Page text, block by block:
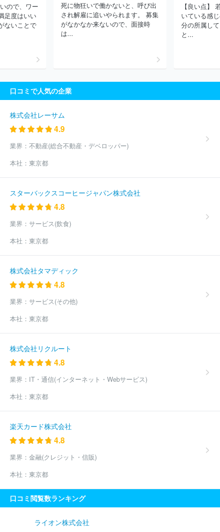
ケーヒン
トーハツ株式会社 曙ブレーキ工業株式会社
日本アビ
オニクス株式会社
株式会社ＴＢＫ
三菱ふそうトラック・バス株
式会社
三恵技研工業株式会社 いすゞ自動車株式会社
ニデック
コベルコ建機株式会社
ので、ワー
足度はいい
ないことで
死に物狂いで働かないと、呼び出
され解雇に追いやられます。 募集
がなかなか来ないので、面接時
は...
【良い点】
いている感
分の所属し
と...
口コミで人気の企業
株式会社レーサム
4.9
業界： 不動産(総合不動産・デベロッパー)
本社： 東京都
スターバックスコーヒージャパン株式会社
4.8
業界： サービス(飲食)
本社： 東京都
株式会社タマディック
4.8
業界： サービス(その他)
本社： 東京都
株式会社リクルート
4.8
業界： IT・通信(インターネット・Webサービス)
本社： 東京都
楽天カード株式会社
4.8
業界： 金融(クレジット・信販)
本社： 東京都
口コミ閲覧数ランキング
ライオン株式会社